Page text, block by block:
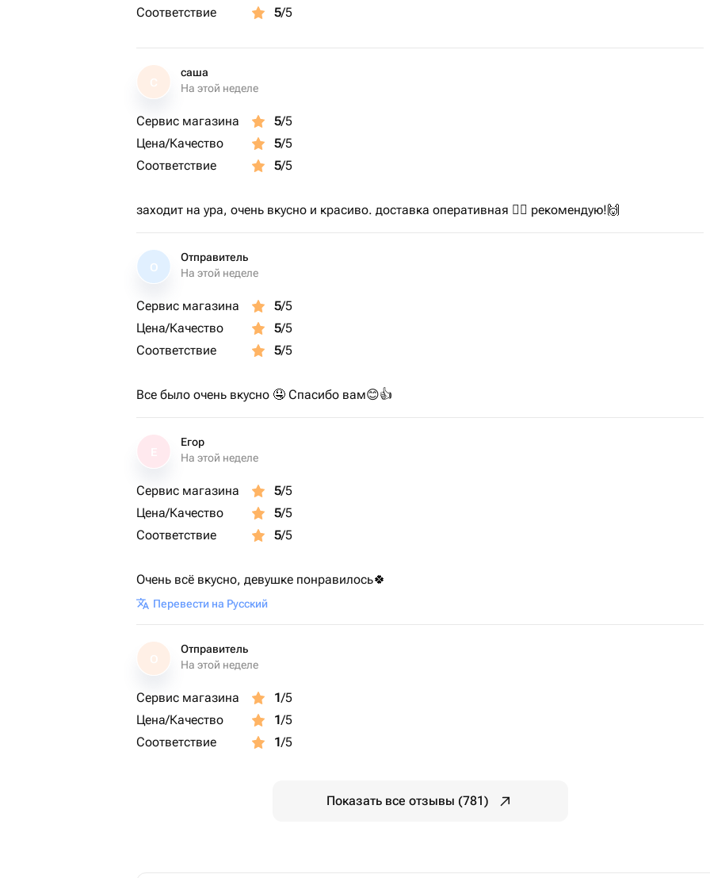
Соответствие
5/5
С
саша
На этой неделе
Сервис магазина 5/5
Цена/Качество
5/5
Соответствие
5/5
заходит на ура, очень вкусно и красиво. доставка оперативная 👍🏼 рекомендую!🙌
О
Отправитель
На этой неделе
Сервис магазина 5/5
Цена/Качество
5/5
Соответствие
5/5
Все было очень вкусно 🤤 Спасибо вам😊👍
Егор
На этой неделе
Сервис магазина 5/5
Цена/Качество
5/5
Соответствие
5/5
Очень всё вкусно, девушке понравилось🍀
Перевести на Русский
О
Отправитель
На этой неделе
Сервис магазина 1/5
Цена/Качество
1/5
Соответствие
1/5
Показать все отзывы (781)